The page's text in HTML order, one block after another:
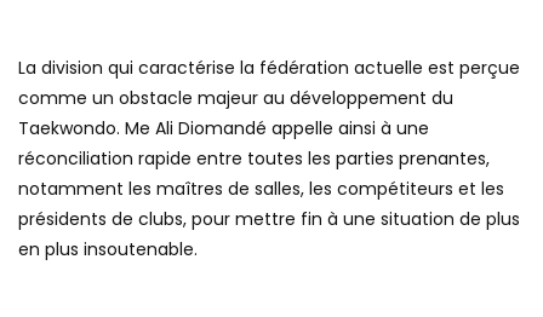
La division qui caractérise la fédération actuelle est perçue
comme un obstacle majeur au développement du
Taekwondo. Me Ali Diomandé appelle ainsi à une
réconciliation rapide entre toutes les parties prenantes,
notamment les maîtres de salles, les compétiteurs et les
présidents de clubs, pour mettre fin à une situation de plus
en plus insoutenable.